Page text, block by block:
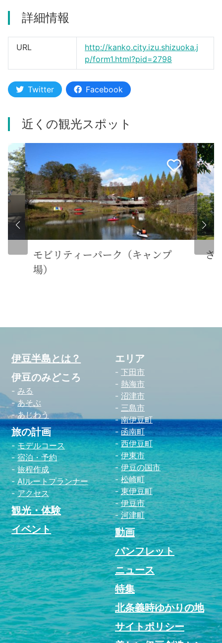
詳細情報
URL
http://kanko.city.izu.shizuoka.j
p/form1.html?pid=2798
Twitter Facebook
近くの観光スポット
さつきが丘公園 自
伊豆半島とは？
伊豆のみどころ
みる
あそぶ
あじわう
旅の計画
モデルコース
宿泊・予約
旅程作成
AIルートプランナー
アクセス
観光・体験
イベント
エリア
下田市
熱海市
沼津市
三島市
南伊豆町
函南町
西伊豆町
伊東市
伊豆の国市
松崎町
東伊豆町
伊豆市
河津町
動画
パンフレット
ニュース
特集
北条義時ゆかりの地
サイトポリシー